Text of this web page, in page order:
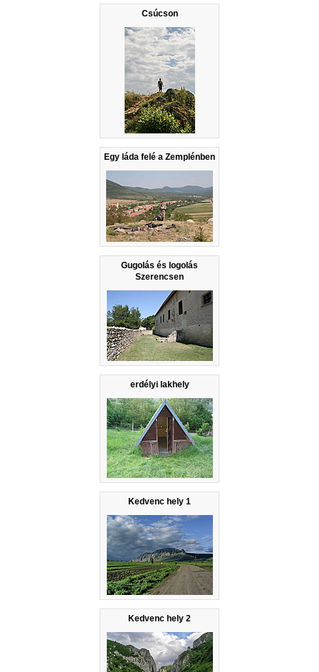
Csúcson
Egy láda felé a Zemplénben
Gugolás és logolás
Szerencsen
erdélyi lakhely
Kedvenc hely 1
Kedvenc hely 2